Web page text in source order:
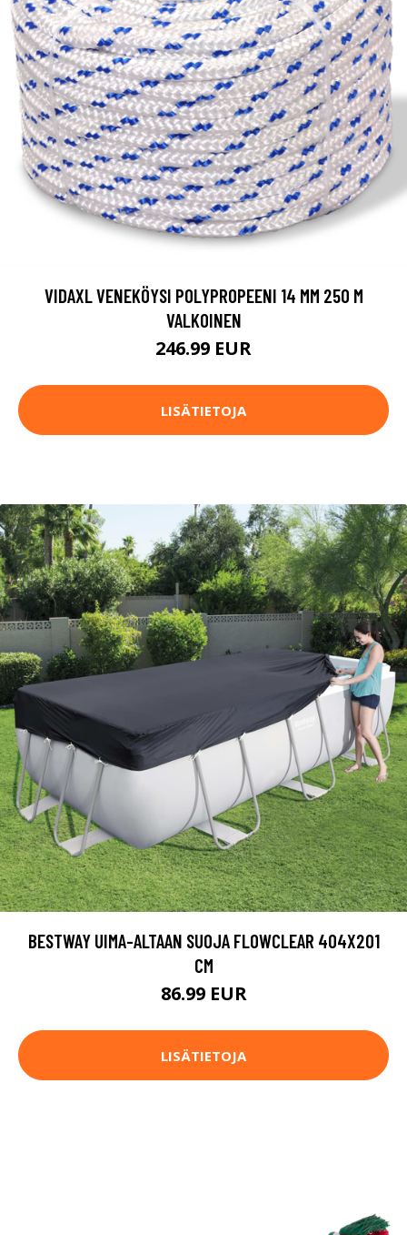
VIDAXL VENEKÖYSI POLYPROPEENI 14 MM 250 M
VALKOINEN
246.99 EUR
LISÄTIETOJA
BESTWAY UIMA-ALTAAN SUOJA FLOWCLEAR 404X201
CM
86.99 EUR
LISÄTIETOJA